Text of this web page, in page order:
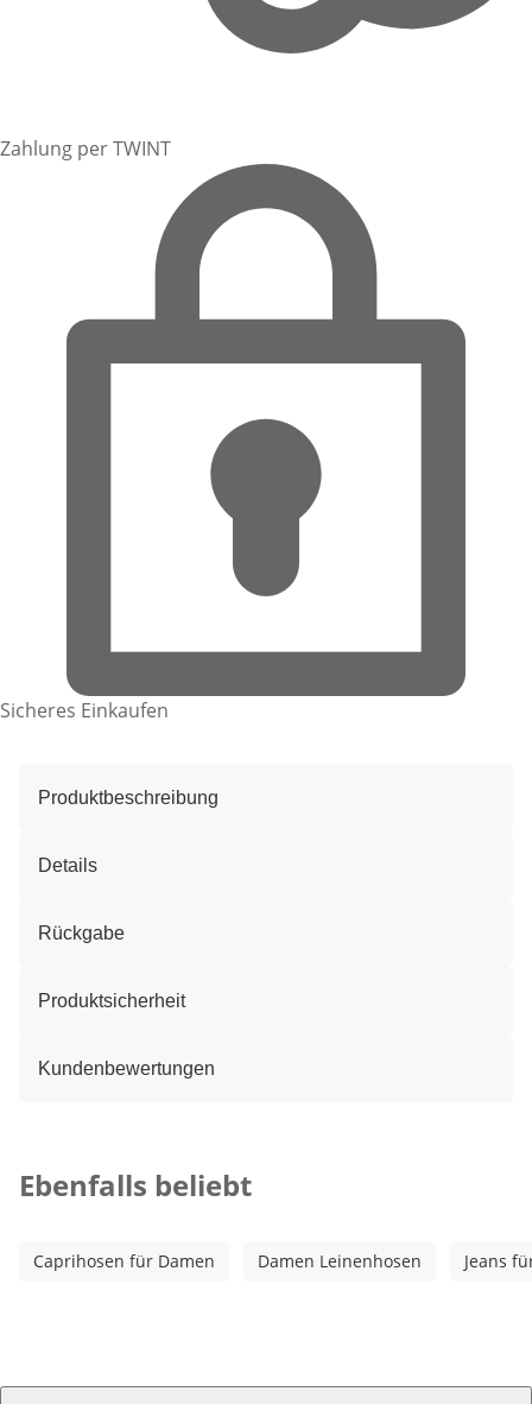
Zahlung per TWINT
Sicheres Einkaufen
Produktbeschreibung
Details
Rückgabe
Produktsicherheit
Kundenbewertungen
Ebenfalls beliebt
Caprihosen für Damen Damen Leinenhosen Jeans